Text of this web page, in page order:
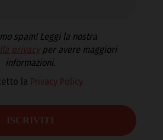
spam! Leggi la nostra
privacyper avere maggiori
informazioni.
la Privacy Policy